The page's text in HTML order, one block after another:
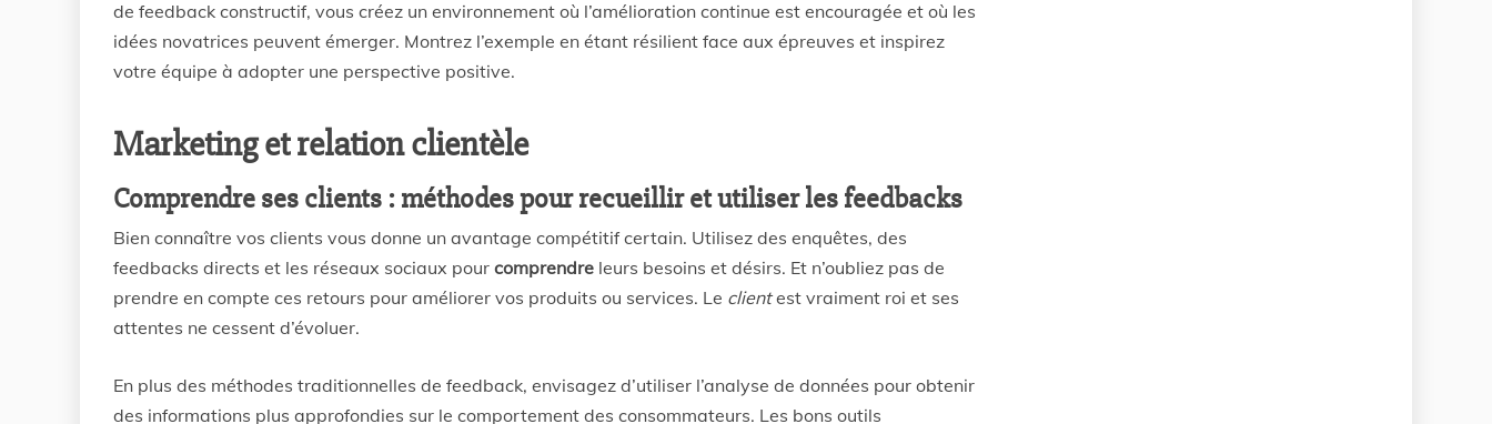
de feedback constructif, vous créez un environnement où l’amélioration continue est encouragée et où les
idées novatrices peuvent émerger. Montrez l’exemple en étant résilient face aux épreuves et inspirez
votre équipe à adopter une perspective positive.
Marketing et relation clientèle
Comprendre ses clients : méthodes pour recueillir et utiliser les feedbacks
Bien connaître vos clients vous donne un avantage compétitif certain. Utilisez des enquêtes, des
feedbacks directs et les réseaux sociaux pour comprendre leurs besoins et désirs. Et n’oubliez pas de
prendre en compte ces retours pour améliorer vos produits ou services. Le clientest vraiment roi et ses
attentes ne cessent d’évoluer.
En plus des méthodes traditionnelles de feedback, envisagez d’utiliser l’analyse de données pour obtenir
des informations plus approfondies sur le comportement des consommateurs. Les bons outils